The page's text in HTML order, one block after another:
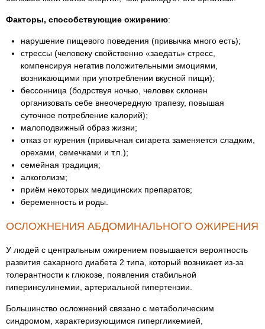
Факторы, способствующие ожирению:
нарушение пищевого поведения (привычка много есть);
стрессы (человеку свойственно «заедать» стресс,
компенсируя негатив положительными эмоциями,
возникающими при употреблении вкусной пищи);
бессонница (бодрствуя ночью, человек склонен
организовать себе внеочередную трапезу, повышая
суточное потребление калорий);
малоподвижный образ жизни;
отказ от курения (привычная сигарета заменяется сладким,
орехами, семечками и т.п.);
семейная традиция;
алкоголизм;
приём некоторых медицинских препаратов;
беременность и роды.
ОСЛОЖНЕНИЯ АБДОМИНАЛЬНОГО ОЖИРЕНИЯ
У людей с центральным ожирением повышается вероятность
развития сахарного диабета 2 типа, который возникает из-за
толерантности к глюкозе, появления стабильной
гиперинсулинемии, артериальной гипертензии.
Большинство осложнений связано с метаболическим
синдромом, характеризующимся гипергликемией,